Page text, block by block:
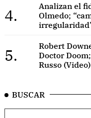
4.
Analizan el
Olmedo;
5.
Robert
Doctor
Russo
BUSCAR